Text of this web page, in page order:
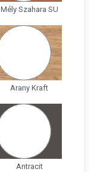
Mély Szahara SU
Arany Kraft
Antracit